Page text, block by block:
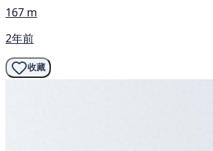
167 m
2年前
收藏